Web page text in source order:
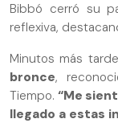
Bibbó cerró su
reflexiva,
Minutos más
bronce,
Tiempo.“Me
llegado a estas